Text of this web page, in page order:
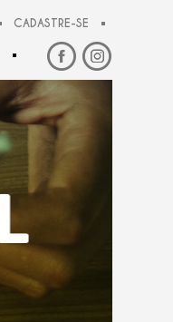
CADASTRE-SE